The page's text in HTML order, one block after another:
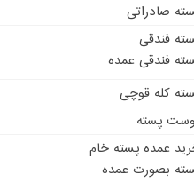
صادراتی
فندقی
فندقی عمده
کله قوچی
پسته
عمده پسته خام
بصورت عمده